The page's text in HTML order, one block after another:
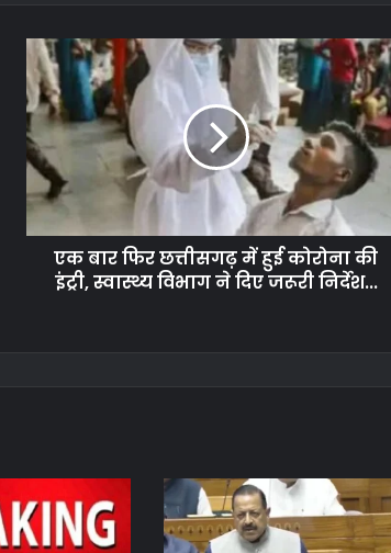
एक बार फिर छत्तीसगढ़ में हुई कोरोना की
इंट्री, स्वास्थ्य विभाग ने दिए जरूरी निर्देश...